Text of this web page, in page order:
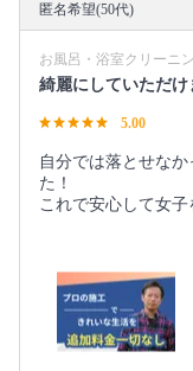
匿名希望(50代)
お風呂・浴室クリーニ
綺麗にしていただけ
5.00
自分では落とせな
た！
これで安心して女